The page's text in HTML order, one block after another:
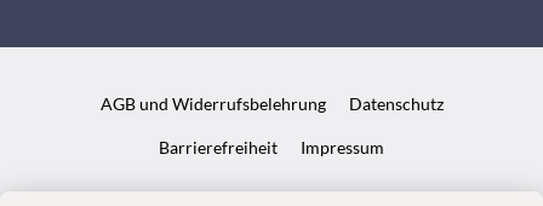
AGB und Widerrufsbelehrung Datenschutz
Barrierefreiheit Impressum